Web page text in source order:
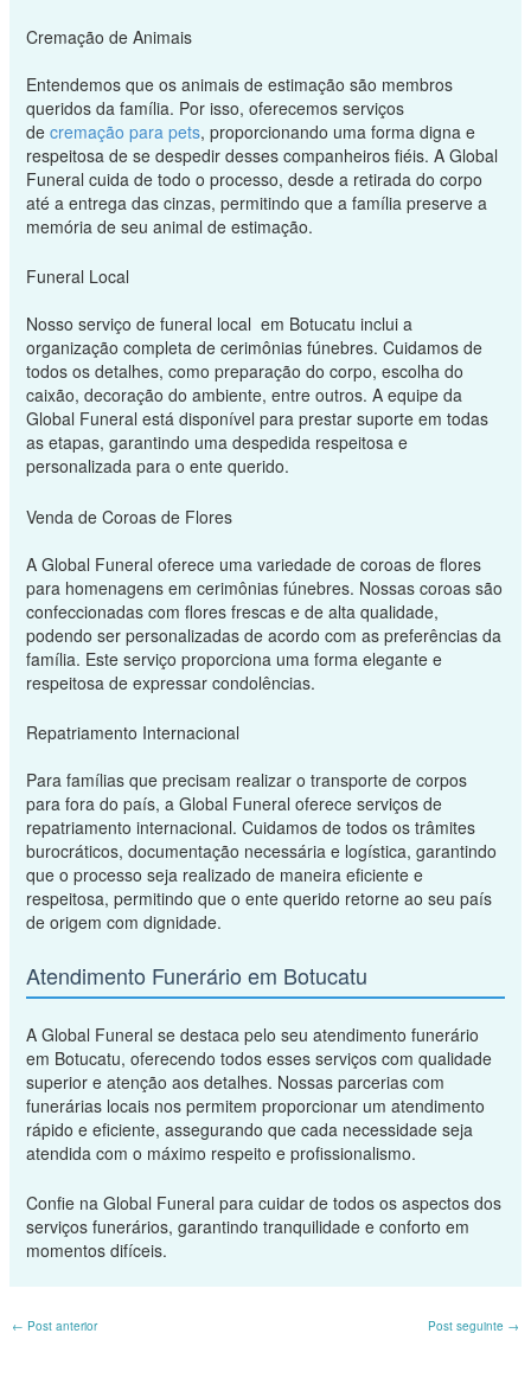
Cremação de Animais
Entendemos que os animais de estimação são membros
queridos da família. Por isso, oferecemos serviços
de cremação para pets, proporcionando uma forma digna e
respeitosa de se despedir desses companheiros fiéis. A Global
Funeral cuida de todo o processo, desde a retirada do corpo
até a entrega das cinzas, permitindo que a família preserve a
memória de seu animal de estimação.
Funeral Local
Nosso serviço de funeral local em Botucatu inclui a
organização completa de cerimônias fúnebres. Cuidamos de
todos os detalhes, como preparação do corpo, escolha do
caixão, decoração do ambiente, entre outros. A equipe da
Global Funeral está disponível para prestar suporte em todas
as etapas, garantindo uma despedida respeitosa e
personalizada para o ente querido.
Venda de Coroas de Flores
A Global Funeral oferece uma variedade de coroas de flores
para homenagens em cerimônias fúnebres. Nossas coroas são
confeccionadas com flores frescas e de alta qualidade,
podendo ser personalizadas de acordo com as preferências da
família. Este serviço proporciona uma forma elegante e
respeitosa de expressar condolências.
Repatriamento Internacional
Para famílias que precisam realizar o transporte de corpos
para fora do país, a Global Funeral oferece serviços de
repatriamento internacional. Cuidamos de todos os trâmites
burocráticos, documentação necessária e logística, garantindo
que o processo seja realizado de maneira eficiente e
respeitosa, permitindo que o ente querido retorne ao seu país
de origem com dignidade.
Atendimento Funerário em Botucatu
A Global Funeral se destaca pelo seu atendimento funerário
em Botucatu, oferecendo todos esses serviços com qualidade
superior e atenção aos detalhes. Nossas parcerias com
funerárias locais nos permitem proporcionar um atendimento
rápido e eficiente, assegurando que cada necessidade seja
atendida com o máximo respeito e profissionalismo.
Confie na Global Funeral para cuidar de todos os aspectos dos
serviços funerários, garantindo tranquilidade e conforto em
momentos difíceis.
← Post anterior Post seguinte →